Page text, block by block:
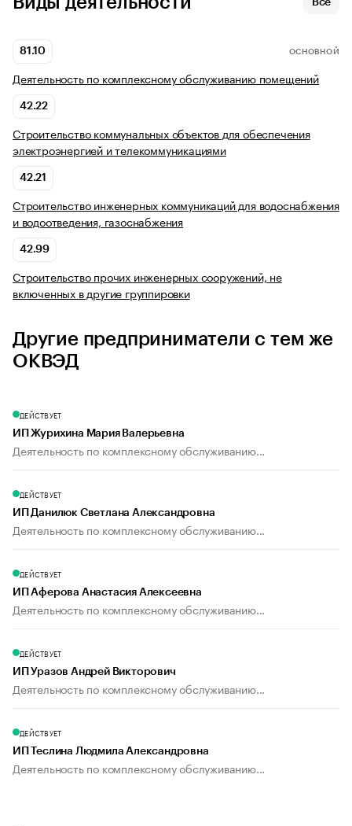
Все
81.10 ОСНОВНОЙ
Деятельность по комплексному обслуживанию помещений
42.22
Строительство коммунальных объектов для обеспечения
электроэнергией и телекоммуникациями
42.21
Строительство инженерных коммуникаций для водоснабжения
и водоотведения, газоснабжения
42.99
Строительство прочих инженерных сооружений, не
включенных в другие группировки
Другие предприниматели с тем же
ОКВЭД
ДЕЙСТВУЕТ
ИП Журихина Мария Валерьевна
Деятельность по комплексному обслуживанию...
ДЕЙСТВУЕТ
ИП Данилюк Светлана Александровна
Деятельность по комплексному обслуживанию...
ДЕЙСТВУЕТ
ИП Аферова Анастасия Алексеевна
Деятельность по комплексному обслуживанию...
ДЕЙСТВУЕТ
ИП Уразов Андрей Викторович
Деятельность по комплексному обслуживанию...
ДЕЙСТВУЕТ
ИП Теслина Людмила Александровна
Деятельность по комплексному обслуживанию...